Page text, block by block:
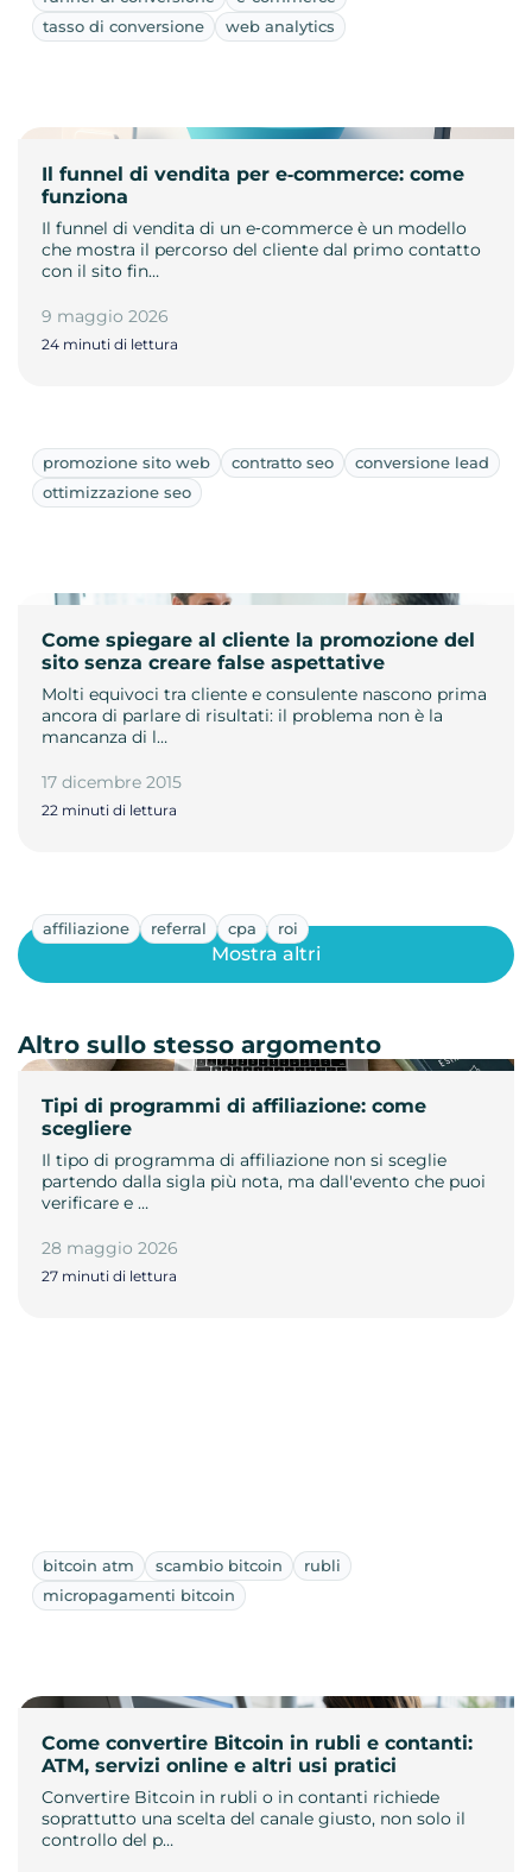
tasso di conversione
web analytics
Il funnel di vendita per e‑commerce: come
funziona
Il funnel di vendita di un e‑commerce è un modello
che mostra il percorso del cliente dal primo contatto
con il sito fin…
9 maggio 2026
24 minuti di lettura
promozione sito web contratto seo
conversione lead
ottimizzazione seo
Come spiegare al cliente la promozione del
sito senza creare false aspettative
Molti equivoci tra cliente e consulente nascono prima
ancora di parlare di risultati: il problema non è la
mancanza di l…
17 dicembre 2015
22 minuti di lettura
affiliazione referral cpa roi
Tipi di programmi di affiliazione: come
scegliere
Il tipo di programma di affiliazione non si sceglie
partendo dalla sigla più nota, ma dall'evento che puoi
verificare e …
28 maggio 2026
27 minuti di lettura
Mostra altri
Altro sullo stesso argomento
bitcoin atm scambio bitcoin
rubli
micropagamenti bitcoin
Come convertire Bitcoin in rubli e contanti:
ATM, servizi online e altri usi pratici
Convertire Bitcoin in rubli o in contanti richiede
soprattutto una scelta del canale giusto, non solo il
controllo del p…